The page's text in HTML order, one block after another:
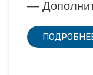
—